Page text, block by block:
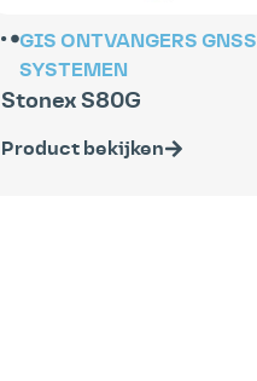
GIS ONTVANGERS GNSS
SYSTEMEN
Stonex S80G
Product bekijken